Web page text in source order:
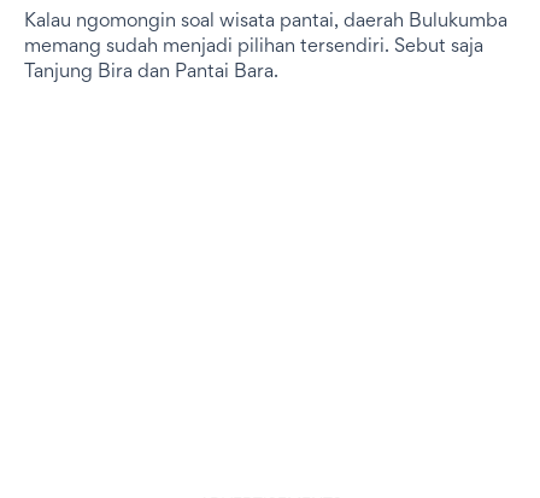
Kalau ngomongin soal wisata pantai, daerah Bulukumba
memang sudah menjadi pilihan tersendiri. Sebut saja
Tanjung Bira dan Pantai Bara.